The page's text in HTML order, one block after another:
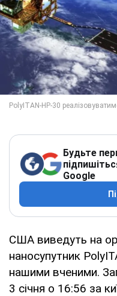
Будьте
Google
США виведуть на
наносупутник
нашими вченими.
3 січня о 16:56 за